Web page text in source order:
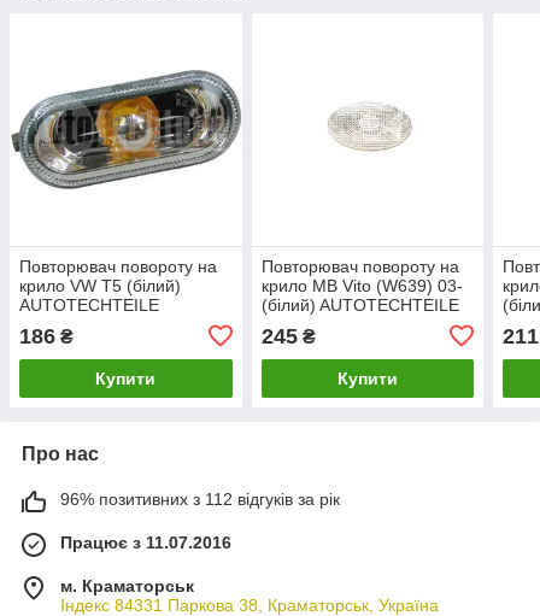
Повторювач повороту на
крило VW T5 (білий)
AUTOTECHTEILE
186 ₴
Купити
Повторювач повороту на
крило MB Vito (W639) 03-
(білий) AUTOTECHTEILE
245₴
Купити
211
Про нас
96% позитивних з 112 відгуків за рік
Працює з 11.07.2016
м. Краматорськ
Індекс 84331 Паркова 38, Краматорськ, Україна